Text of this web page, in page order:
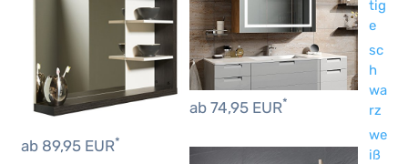
ab 89,95 EUR*
ab 74,95 EUR*
tig
e
sc
h
wa
rz
we
iß